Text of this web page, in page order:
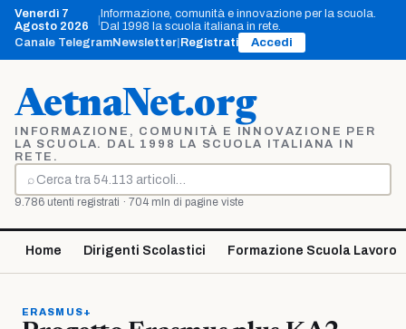
Vai
contenuto
Venerdì 7
Agosto 2026
Informazione, comunità e innovazione per la scuola.
Dal 1998 la scuola italiana in rete.
Canale TelegramNewsletter Registrati Accedi
AetnaNet.org
INFORMAZIONE, COMUNITÀ E INNOVAZIONE PER
LA SCUOLA. DAL 1998 LA SCUOLA ITALIANA IN
RETE.
⌕
Cerca
9.786 utenti registrati · 704 mln di pagine viste
Home Dirigenti Scolastici Formazione Scuola Lavoro
ERASMUS+